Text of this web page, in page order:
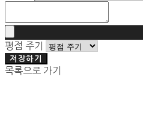
평점 주기
저장하기
목록으로 가기